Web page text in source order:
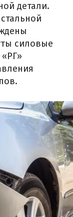
детали.
силовые